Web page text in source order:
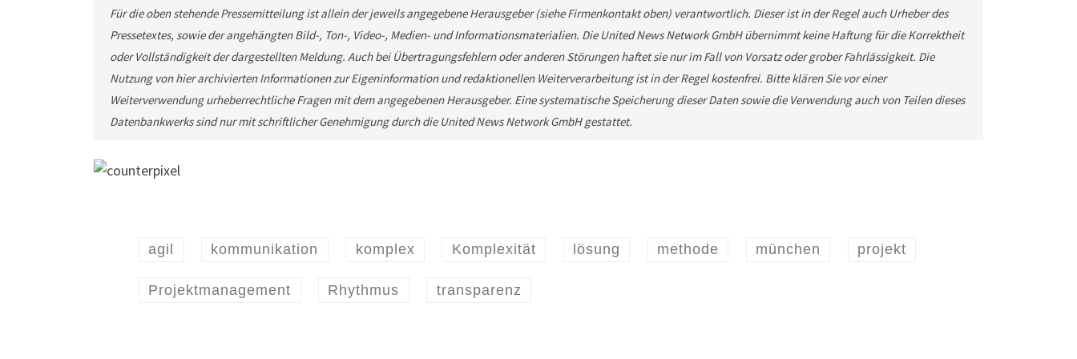
Für die oben stehende Pressemitteilung ist allein der jeweils angegebene Herausgeber (siehe Firmenkontakt oben) verantwortlich. Dieser ist in der Regel auch Urheber des
Pressetextes, sowie der angehängten Bild-, Ton-, Video-, Medien- und Informationsmaterialien. Die United News Network GmbH übernimmt keine Haftung für die Korrektheit
oder Vollständigkeit der dargestellten Meldung. Auch bei Übertragungsfehlern oder anderen Störungen haftet sie nur im Fall von Vorsatz oder grober Fahrlässigkeit. Die
Nutzung von hier archivierten Informationen zur Eigeninformation und redaktionellen Weiterverarbeitung ist in der Regel kostenfrei. Bitte klären Sie vor einer
Weiterverwendung urheberrechtliche Fragen mit dem angegebenen Herausgeber. Eine systematische Speicherung dieser Daten sowie die Verwendung auch von Teilen dieses
Datenbankwerks sind nur mit schriftlicher Genehmigung durch die United News Network GmbH gestattet.
agil kommunikation komplex Komplexität lösung methode münchen projekt
Projektmanagement Rhythmus transparenz